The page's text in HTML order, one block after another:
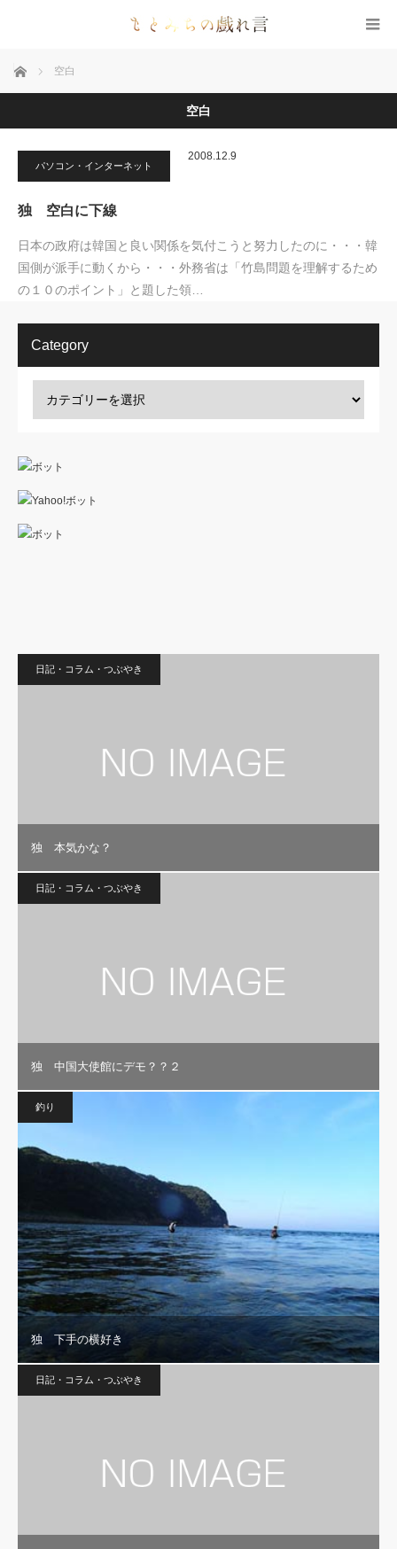
ホーム 空白
空白
パソコン・インターネット
2008.12.9
独 空白に下線
日本の政府は韓国と良い関係を気付こうと努力したのに・・・韓
国側が派手に動くから・・・外務省は「竹島問題を理解するため
の１０のポイント」と題した領…
Category
日記・コラム・つぶやき
独 本気かな？
日記・コラム・つぶやき
独 中国大使館にデモ？？２
釣り
独 下手の横好き
日記・コラム・つぶやき